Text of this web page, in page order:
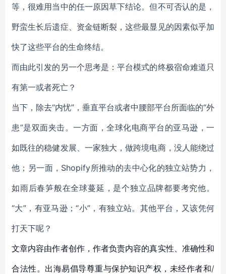
等，很难用当中的任一原因草下结论。但不可否认的是，
野蛮生长后遗症、资金链断裂，这些最显见的因素似乎加
快了这些平台的生命终结。
而由此引发的另一个思考是：平台模式的终极宿命难道只
有第一或者死亡？
当下，除去“内忧”，垂直平台或者中腰部平台所面临的“外
患”是双面夹击。一方面，全球化电商平台的亚马逊，一
如既往的稳健发展、一家独大，做跨境电商，没人能绕过
他；另一面，Shopify所推动的去中心化的独立站势力，
如雨后春笋般在全球蔓延，是个独立品牌都要考究他。
“大”，有亚马逊；“小”，有独立站。其他平台，又该凭何
打天下呢？
文章内容由作者创作，作者负责内容的真实性、准确性和
合法性。出海易倡导尊重与保护知识产权，未经作者和/